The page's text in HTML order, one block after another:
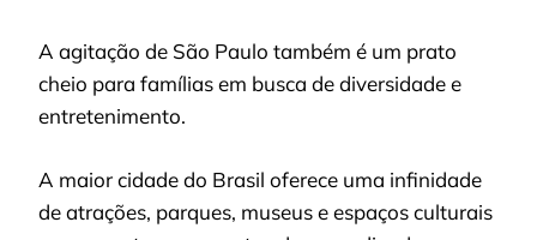
A agitação de São Paulo também é um prato
cheio para famílias em busca de diversidade e
entretenimento.
A maior cidade do Brasil oferece uma infinidade
de atrações, parques, museus e espaços culturais